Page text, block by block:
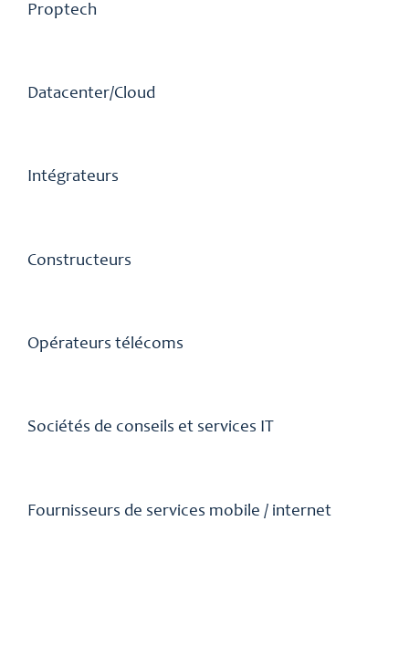
Proptech
Datacenter/Cloud
Intégrateurs
Constructeurs
Opérateurs télécoms
Sociétés de conseils et services IT
Fournisseurs de services mobile / internet